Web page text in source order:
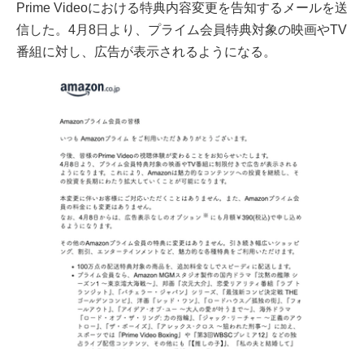
Prime Videoにおける特典内容変更を告知するメールを送
信した。4月8日より、プライム会員特典対象の映画やTV
番組に対し、広告が表示されるようになる。